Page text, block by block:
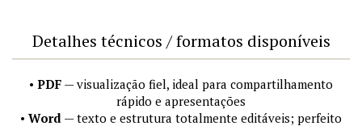
Detalhes técnicos / formatos disponíveis
• PDF — visualização fiel, ideal para compartilhamento
rápido e apresentações
• Word — texto e estrutura totalmente editáveis; perfeito